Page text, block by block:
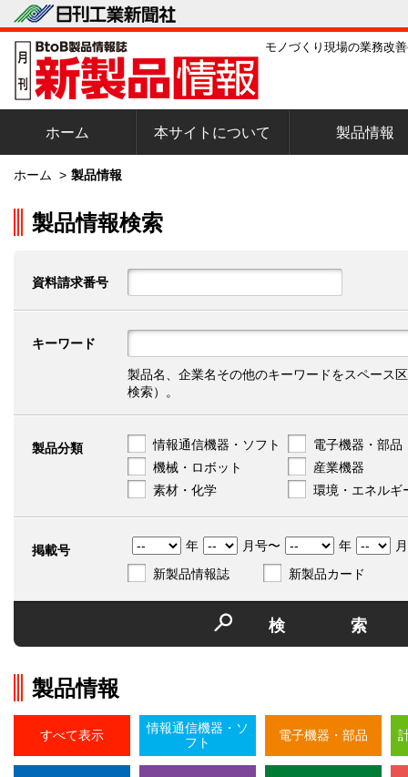
モノづくり現場の業務改
ホーム 本サイトについて 製品情報
ホーム > 製品情報
製品情報検索
資料請求番号
キーワード
製品名、企業名その他のキーワードをスペース
検索）。
製品分類 情報通信機器・ソフト
電子機器・部品
機械・ロボット
産業機器
素材・化学
環境・エネルギ
掲載号 年 月号〜 年
新製品情報誌
新製品カード
検
製品情報
すべて表示
情報通信機器・ソ
フト
電子機器・部品